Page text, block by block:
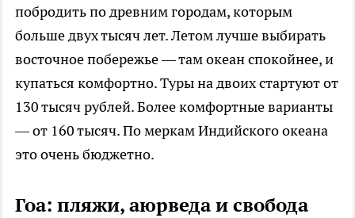
побродить по древним городам, которым
больше двух тысяч лет. Летом лучше выбирать
восточное побережье — там океан спокойнее, и
купаться комфортно. Туры на двоих стартуют от
130 тысяч рублей. Более комфортные варианты
— от 160 тысяч. По меркам Индийского океана
это очень бюджетно.
Гоа: пляжи, аюрведа и свобода